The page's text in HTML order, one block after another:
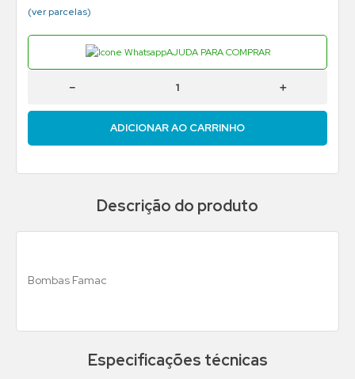
(ver parcelas)
AJUDA PARA COMPRAR
＋
－
ADICIONAR AO CARRINHO
Descrição do produto
Bombas Famac
Especificações técnicas